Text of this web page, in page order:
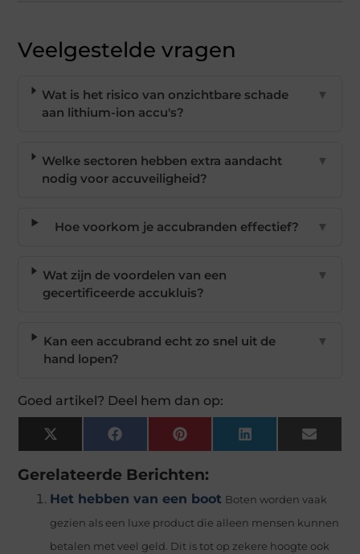
Veelgestelde vragen
Wat is het risico van onzichtbare schade
aan lithium-ion accu's?
▼
Welke sectoren hebben extra aandacht
nodig voor accuveiligheid?
▼
Hoe voorkom je accubranden effectief? ▼
Wat zijn de voordelen van een
gecertificeerde accukluis?
▼
Kan een accubrand echt zo snel uit de
hand lopen?
▼
Goed artikel? Deel hem dan op:
X
(Twitter)
FacebookPinterest LinkedIn Email
Gerelateerde Berichten:
Het hebben van een boot Boten worden vaak
gezien als een luxe product die alleen mensen kunnen
betalen met veel geld. Dit is tot op zekere hoogte ook